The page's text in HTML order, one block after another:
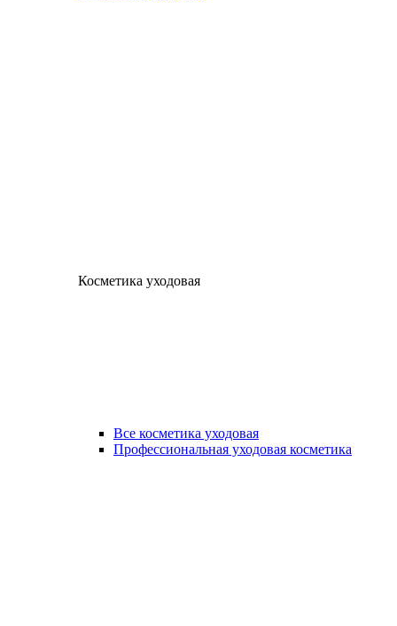
Косметика уходовая
Все косметика уходовая
Профессиональная уходовая косметика